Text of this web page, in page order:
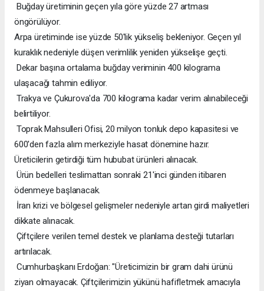
Buğday üretiminin geçen yıla göre yüzde 27 artması
öngörülüyor.
Arpa üretiminde ise yüzde 50'lik yükseliş bekleniyor. Geçen yıl
kuraklık nedeniyle düşen verimlilik yeniden yükselişe geçti.
Dekar başına ortalama buğday veriminin 400 kilograma
ulaşacağı tahmin ediliyor.
Trakya ve Çukurova'da 700 kilograma kadar verim alınabileceği
belirtiliyor.
Toprak Mahsulleri Ofisi, 20 milyon tonluk depo kapasitesi ve
600'den fazla alım merkeziyle hasat dönemine hazır.
Üreticilerin getirdiği tüm hububat ürünleri alınacak.
Ürün bedelleri teslimattan sonraki 21'inci günden itibaren
ödenmeye başlanacak.
İran krizi ve bölgesel gelişmeler nedeniyle artan girdi maliyetleri
dikkate alınacak.
Çiftçilere verilen temel destek ve planlama desteği tutarları
artırılacak.
Cumhurbaşkanı Erdoğan: "Üreticimizin bir gram dahi ürünü
ziyan olmayacak. Çiftçilerimizin yükünü hafifletmek amacıyla